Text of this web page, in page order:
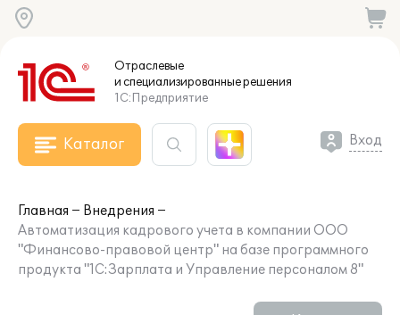
Отраслевые
и специализированныерешения
1С:Предприятие
Каталог Вход
Главная
Внедрения
Автоматизация кадрового учета в компании ООО
"Финансово-правовой центр" на базе программного
продукта "1С:Зарплата и Управление персоналом 8"